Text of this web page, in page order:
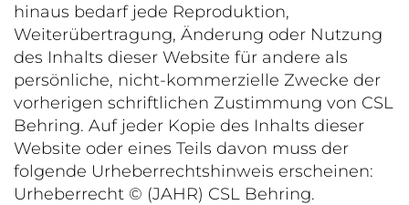
hinaus bedarf jede Reproduktion,
Weiterübertragung, Änderung oder Nutzung
des Inhalts dieser Website für andere als
persönliche, nicht-kommerzielle Zwecke der
vorherigen schriftlichen Zustimmung von CSL
Behring. Auf jeder Kopie des Inhalts dieser
Website oder eines Teils davon muss der
folgende Urheberrechtshinweis erscheinen:
Urheberrecht © (JAHR) CSL Behring.